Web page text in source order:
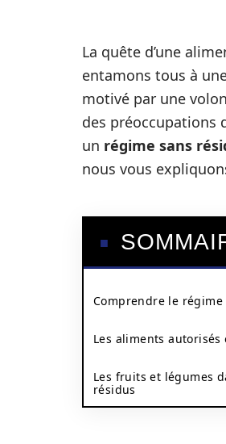
La quête d’une
entamons tous à
motivé par une
des préoccupations
un régime sans
nous vous
Comprendre le régime
Les aliments autorisés
Les fruits et légumes
résidus